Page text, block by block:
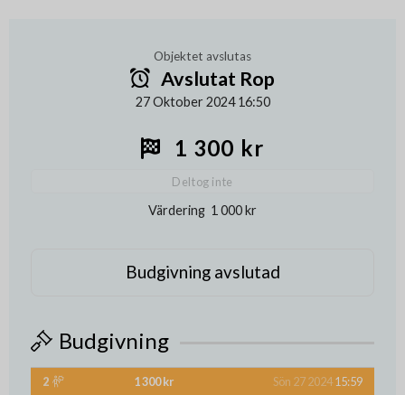
Objektet avslutas
Avslutat Rop
27 Oktober 2024 16:50
1 300 kr
Deltog inte
Värdering 1 000 kr
Budgivning avslutad
Budgivning
2 1 300 kr Sön 27 202415:59